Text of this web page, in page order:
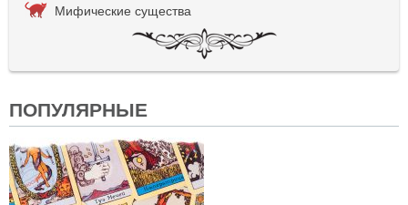
Мифические существа
ПОПУЛЯРНЫЕ